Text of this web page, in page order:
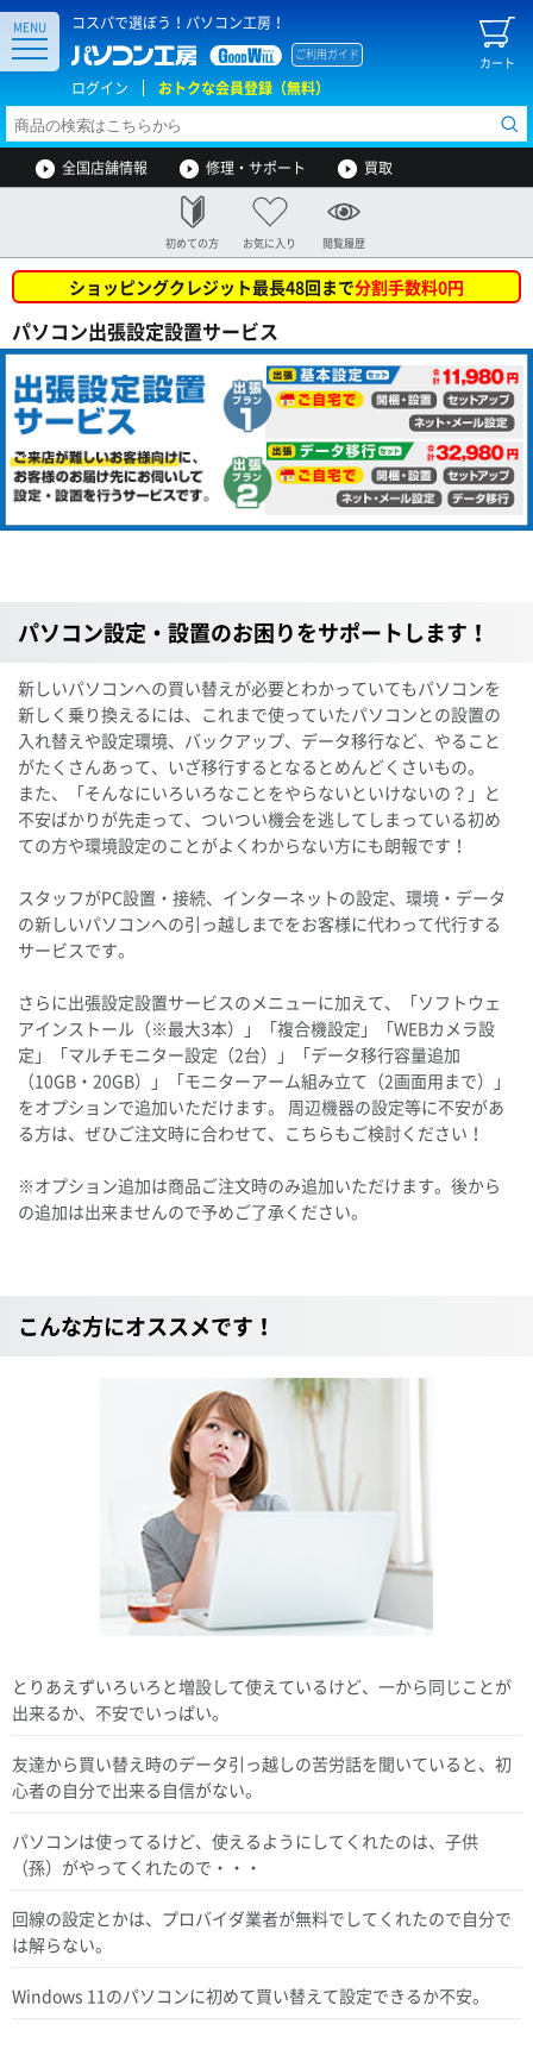
コスパで選ぼう！パソコン工房！
カート
ご利用ガイド
ログイン おトクな会員登録（無料）
MENU
全国店舗情報 修理・サポート 買取
初めての方 お気に入り 閲覧履歴
ショッピングクレジット最長48回まで分割手数料0円
パソコン出張設定設置サービス
パソコン設定・設置のお困りをサポートします！
新しいパソコンへの買い替えが必要とわかっていてもパソコンを
新しく乗り換えるには、これまで使っていたパソコンとの設置の
入れ替えや設定環境、バックアップ、データ移行など、やること
がたくさんあって、いざ移行するとなるとめんどくさいもの。
また、「そんなにいろいろなことをやらないといけないの？」と
不安ばかりが先走って、ついつい機会を逃してしまっている初め
ての方や環境設定のことがよくわからない方にも朗報です！
スタッフがPC設置・接続、インターネットの設定、環境・データ
の新しいパソコンへの引っ越しまでをお客様に代わって代行する
サービスです。
さらに出張設定設置サービスのメニューに加えて、「ソフトウェ
アインストール（※最大3本）」「複合機設定」「WEBカメラ設
定」「マルチモニター設定（2台）」「データ移行容量追加
（10GB・20GB）」「モニターアーム組み立て（2画面用まで）」
をオプションで追加いただけます。 周辺機器の設定等に不安があ
る方は、ぜひご注文時に合わせて、こちらもご検討ください！
※オプション追加は商品ご注文時のみ追加いただけます。後から
の追加は出来ませんので予めご了承ください。
こんな方にオススメです！
とりあえずいろいろと増設して使えているけど、一から同じことが
出来るか、不安でいっぱい。
友達から買い替え時のデータ引っ越しの苦労話を聞いていると、初
心者の自分で出来る自信がない。
パソコンは使ってるけど、使えるようにしてくれたのは、子供
（孫）がやってくれたので・・・
回線の設定とかは、プロバイダ業者が無料でしてくれたので自分で
は解らない。
Windows 11のパソコンに初めて買い替えて設定できるか不安。